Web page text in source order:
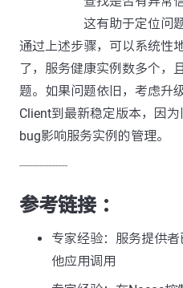
这有助于定位问
通过上述步骤，可以系统性
了，服务健康实例数多个，
题。如果问题依旧，考虑升
Client到最新稳定版本，因
bug影响服务实例的管理。
---------------
参考链接 ：
专家经验：服务提供
他应用调用